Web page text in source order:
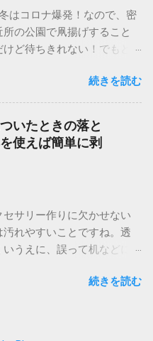
一口香は、安いしかわい
え？これは饅頭にしては
あ？味を想像して不安に
で、固いのかぐにゃぐにゃ
噛み心地。 カリッ、サク
ような歯ざわりを期待し
念。 汁粉入りのモナカの
甘い餡が入ってるのだろう
しかし、、 一口香の中身
き！！なんと、中身は立派
せんか？！ これには、私も
はコロナ爆発！なので、密
の公園で凧揚げすること
ど待ちきれない！でもど
いのがいいとなれば、やっ
ョップですね！しかし売っ
ゃんと買えます！ありまし
わない玩具だし、安いほ
百均（セリア、ダイソ
ど、普通に飛びます！ 結
が凧を買ったのは、セリア
はダイソーかな？と思って
装飾用 カイトだけ。紛らわ
続きを読む
いたときの落と
使えば簡単に剥
サリー作りに欠かせない
汚れやすいことですね。透
うえに、誤って机などに
、レジンのハンドメイドは
当たるので、レースのカー
続きを読む